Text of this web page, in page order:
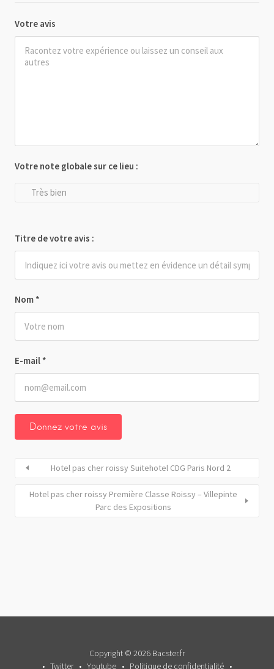
Votre avis
Nom *
E-mail *
Votre note globale sur ce lieu :
Très bien
Titre de votre avis :
Hotel pas cher roissy Suitehotel CDG Paris Nord 2
Hotel pas cher roissy Première Classe Roissy – Villepinte
Parc des Expositions
Copyright © 2026 Bacster.fr
Twitter
Youtube Politique de confidentialité